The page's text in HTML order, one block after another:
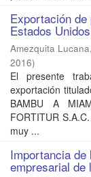
Exportación
Estados
Amezquita
2016)
El presente
exportación
BAMBU A
FORTITUR
muy ...
Importancia
empresarial de